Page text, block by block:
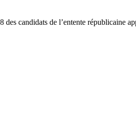
candidats de l’entente républicaine